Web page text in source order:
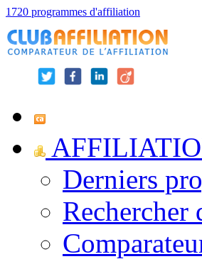
1720 programmes d'affiliation
Derniers
Rechercher